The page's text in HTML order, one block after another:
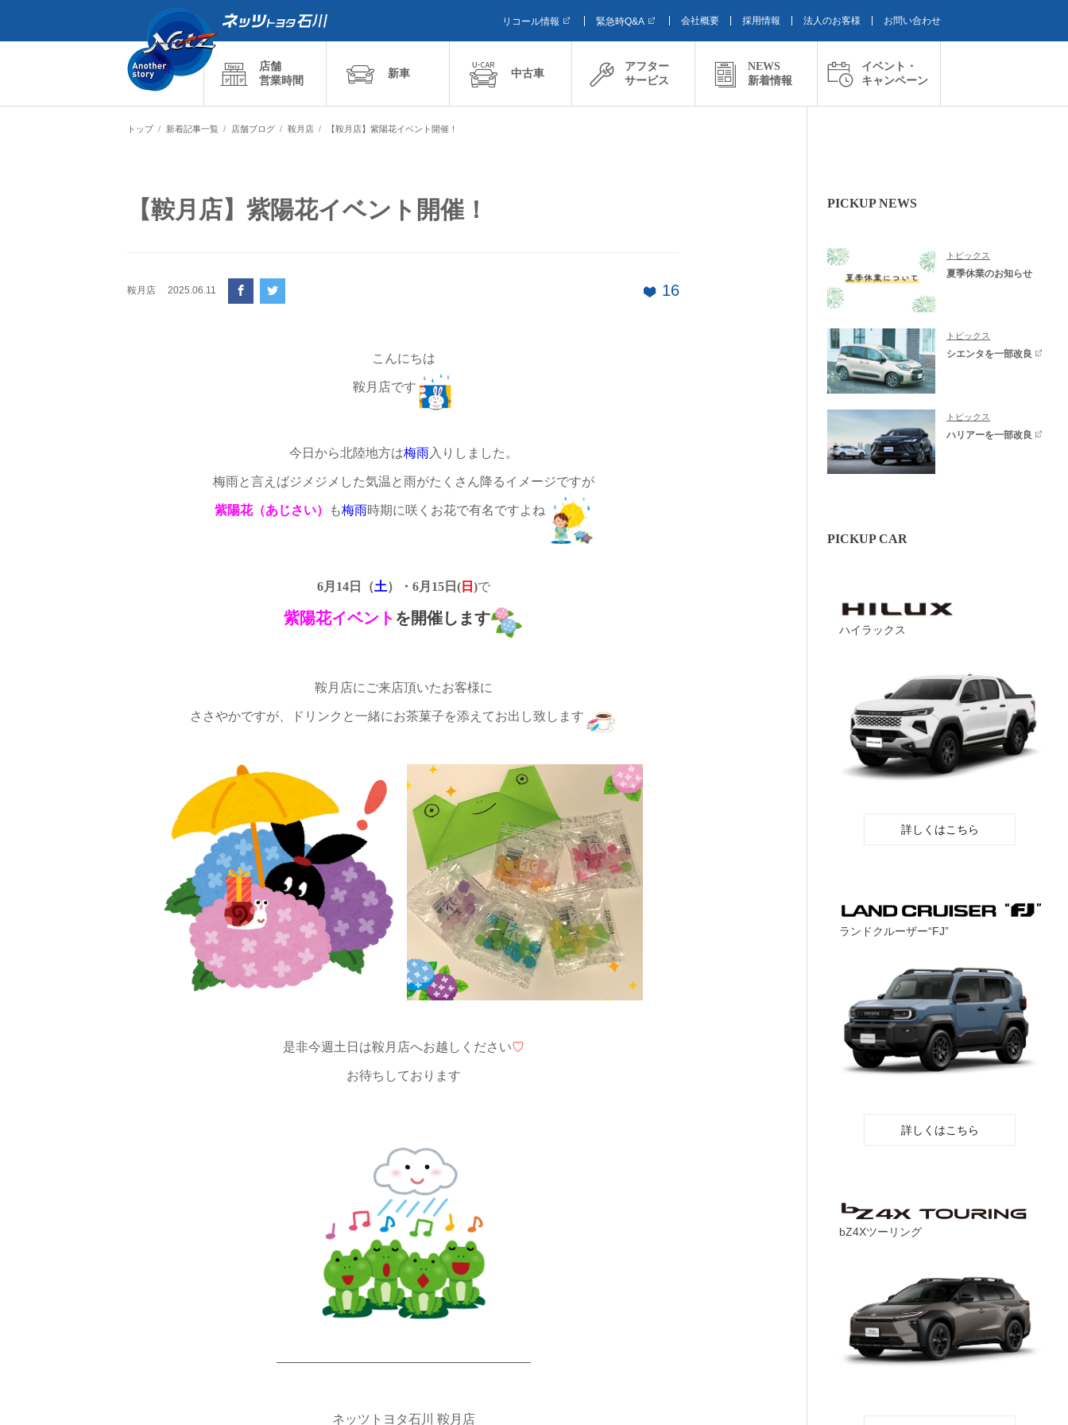
リコール情報 緊急時Q&A 会社概要 採用情報 法人のお客様 お問い合わせ
店舗
営業時間
新車 中古車
アフター
サービス
NEWS
新着情報
イベント・
キャンペーン
トップ 新着記事一覧 店舗ブログ 鞍月店 【鞍月店】紫陽花イベント開催！
【鞍月店】紫陽花イベント開催！
鞍月店 2025.06.11 16
こんにちは
鞍月店です
今日から北陸地方は梅雨入りしました。
梅雨と言えばジメジメした気温と雨がたくさん降るイメージですが
紫陽花（あじさい） も梅雨時期に咲くお花で有名ですよね
6月14日（土）・6月15日(日 )で
紫陽花イベント を開催します
鞍月店にご来店頂いたお客様に
ささやかですが、ドリンクと一緒にお茶菓子を添えてお出し致します
是非今週土日は鞍月店へお越しください♡
お待ちしております
――――――――――――――――――――
ネッツトヨタ石川 鞍月店
PICKUP NEWS
トピックス
夏季休業のお知らせ
トピックス
シエンタを一部改良
トピックス
ハリアーを一部改良
PICKUP CAR
ハイラックス
詳しくはこちら
ランドクルーザー“FJ”
詳しくはこちら
bZ4Xツーリング